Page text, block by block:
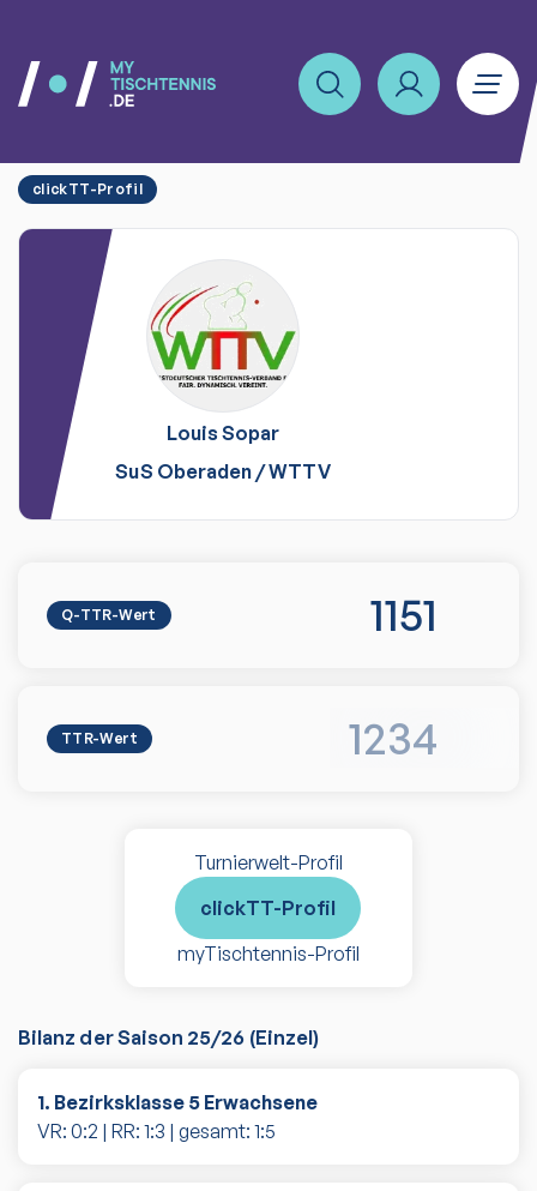
clickTT-Profil
Louis Sopar
SuS Oberaden /WTTV
Q-TTR-Wert 1151
TTR-Wert 1234
Turnierwelt-Profil
clickTT-Profil
myTischtennis-Profil
Bilanz der Saison 25/26 (Einzel)
1. Bezirksklasse 5 Erwachsene
VR: 0:2 | RR: 1:3 | gesamt: 1:5